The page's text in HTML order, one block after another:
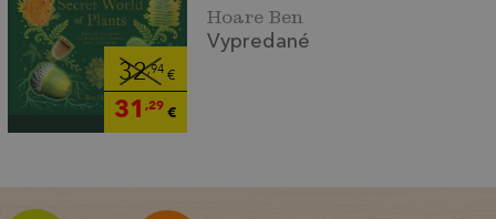
32,94€
31 ,29 €
Hoare Ben
Vypredané